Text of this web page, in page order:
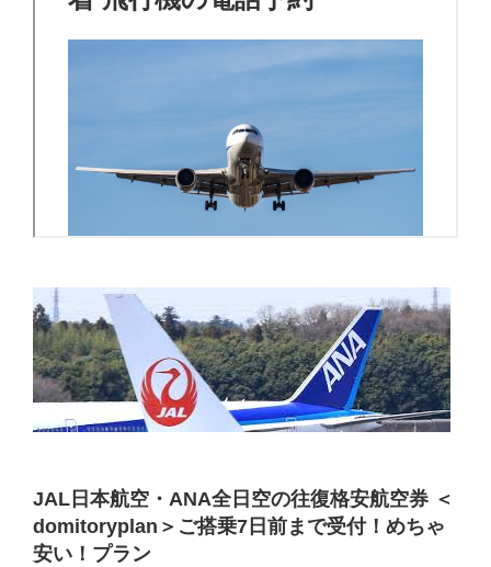
JAL日本航空・ANA全日空の往復格安航空券 ＜
domitoryplan＞ご搭乗7日前まで受付！めちゃ
安い！プラン